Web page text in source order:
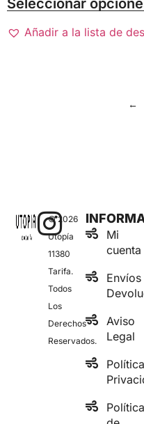
Seleccionar
Añadir a la lista de
←
© 2026
Utopía
11380
Tarifa.
Todos
Los
Derechos
Reservados.
Mi
cuenta
Aviso
Legal
Política